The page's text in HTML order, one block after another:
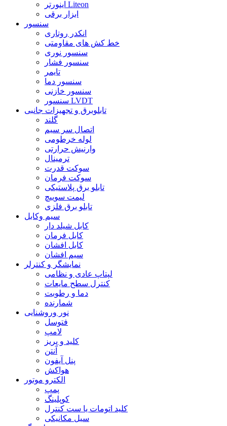
اینورتر Liteon
ابزار برقی
سنسور
انکدر روتاری
خط کش های مقاومتی
سنسور نوری
سنسور فشار
تایمر
سنسور دما
سنسور خازنی
سنسور LVDT
تابلوبرق و تجهیزات جانبی
گلند
اتصال سر سیم
لوله خرطومی
وارنیش حرارتی
ترمینال
سوکت قدرت
سوکت فرمان
تابلو برق پلاستیکی
لیمت سوییچ
تابلو برق فلزی
سیم وکابل
کابل شیلد دار
کابل فرمان
کابل افشان
سیم افشان
نمایشگر و کنترلر
لپتاپ عادی و نظامی
کنترل سطح مایعات
دما و رطوبت
شمارنده
نور وروشنایی
فتوسل
لامپ
کلید و پریز
آنتن
پنل آیفون
هواکش
الکترو موتور
پمپ
کوپلینگ
کلید اتومات یا ست کنترل
سیل مکانیکی